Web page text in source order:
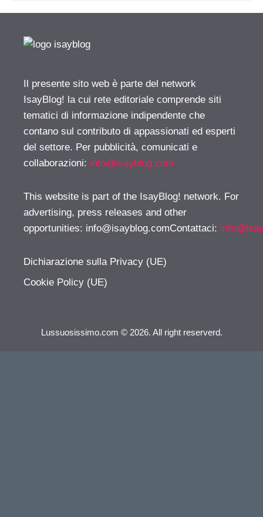
Il presente sito web è parte del network
IsayBlog! la cui rete editoriale comprende siti
tematici di informazione indipendente che
contano sul contributo di appassionati ed esperti
del settore. Per pubblicità, comunicati e
collaborazioni: info@isayblog.com
This website is part of the IsayBlog! network. For
advertising, press releases and other
opportunities: info@isayblog.comContattaci:
Dichiarazione sulla Privacy (UE)
Cookie Policy (UE)
Lussuosissimo.com © 2026. All right reserverd.